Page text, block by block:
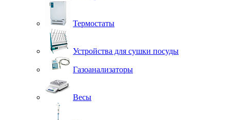
Термостаты
Устройства для сушки посуды
Газоанализаторы
Весы